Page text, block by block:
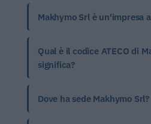
Makhymo Srl è un'impresa
Qual è il codice ATECO di
significa?
Dove ha sede Makhymo Srl?